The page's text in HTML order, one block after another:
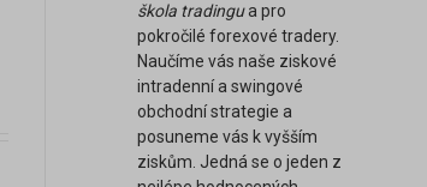
škola tradingua pro
pokročilé forexové tradery.
Naučíme vás naše ziskové
intradenní a swingové
obchodní strategie a
posuneme vás k vyšším
ziskům. Jedná se o jeden z